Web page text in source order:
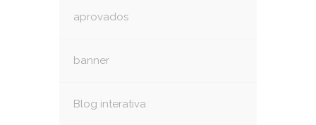
aprovados
banner
Blog interativa